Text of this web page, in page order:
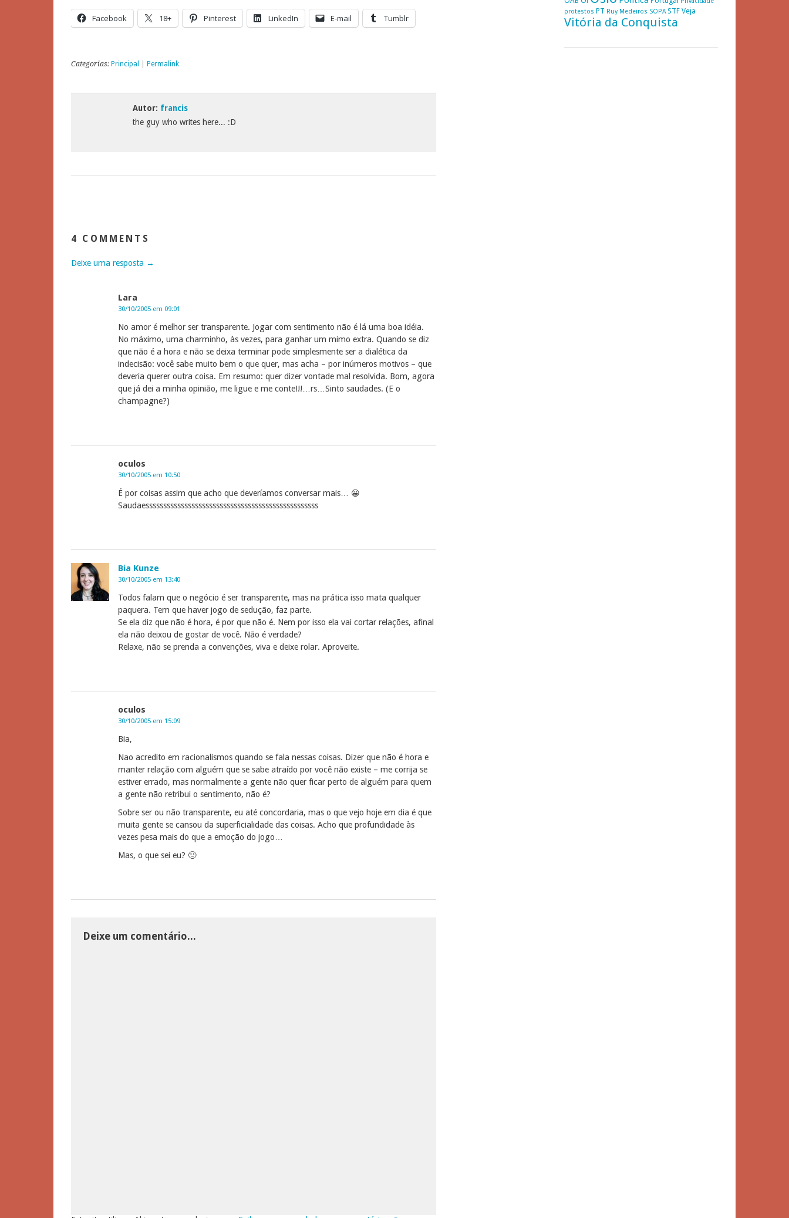
Facebook 18+ Pinterest LinkedIn E-mail Tumblr
Categorias: Principal Permalink
Autor: francis
the guy who writes here... :D
4 COMMENTS
Deixe uma resposta →
Lara
30/10/2005 em 09:01
No amor é melhor ser transparente. Jogar com sentimento não é lá uma boa idéia.
No máximo, uma charminho, às vezes, para ganhar um mimo extra. Quando se diz
que não é a hora e não se deixa terminar pode simplesmente ser a dialética da
indecisão: você sabe muito bem o que quer, mas acha – por inúmeros motivos – que
deveria querer outra coisa. Em resumo: quer dizer vontade mal resolvida. Bom, agora
que já dei a minha opinião, me ligue e me conte!!!…rs…Sinto saudades. (E o
champagne?)
oculos
30/10/2005 em 10:50
É por coisas assim que acho que deveríamos conversar mais… 😀
Saudaesssssssssssssssssssssssssssssssssssssssssssssssss
Bia Kunze
30/10/2005 em 13:40
Todos falam que o negócio é ser transparente, mas na prática isso mata qualquer
paquera. Tem que haver jogo de sedução, faz parte.
Se ela diz que não é hora, é por que não é. Nem por isso ela vai cortar relações, afinal
ela não deixou de gostar de você. Não é verdade?
Relaxe, não se prenda a convenções, viva e deixe rolar. Aproveite.
oculos
30/10/2005 em 15:09
Bia,
Nao acredito em racionalismos quando se fala nessas coisas. Dizer que não é hora e
manter relação com alguém que se sabe atraído por você não existe – me corrija se
estiver errado, mas normalmente a gente não quer ficar perto de alguém para quem
a gente não retribui o sentimento, não é?
Sobre ser ou não transparente, eu até concordaria, mas o que vejo hoje em dia é que
muita gente se cansou da superficialidade das coisas. Acho que profundidade às
vezes pesa mais do que a emoção do jogo…
Mas, o que sei eu? 🙁
Deixe um comentário...
protestos PT Ruy Medeiros SOPA STF Veja
Vitória da Conquista